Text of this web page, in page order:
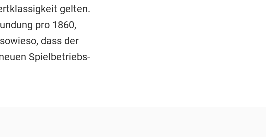
gelten.
pro 1860,
dass der
Spielbetriebs-